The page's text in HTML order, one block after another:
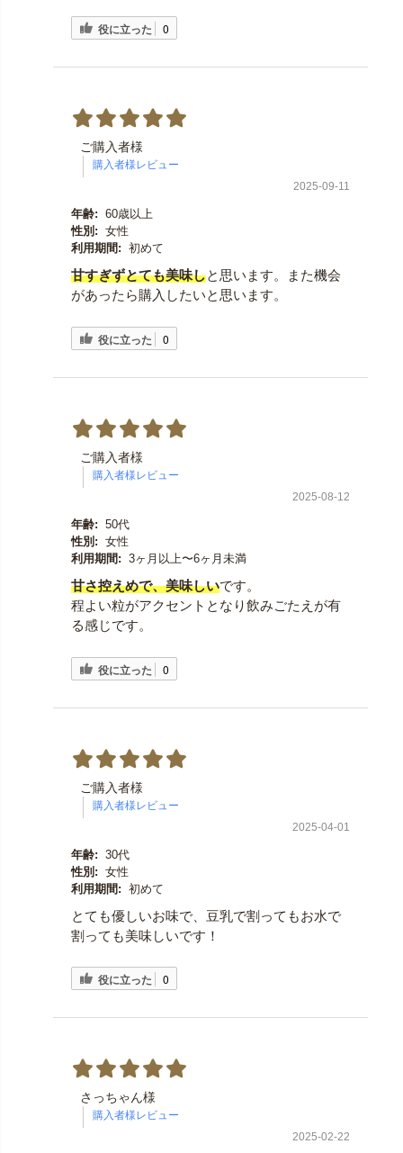
役に立った 0
ご購入者様
2025-09-11
年齢: 60歳以上
性別: 女性
利用期間: 初めて
甘すぎずとても美味しと思います。また機会
があったら購入したいと思います。
役に立った 0
ご購入者様
2025-08-12
年齢: 50代
性別: 女性
利用期間: 3ヶ月以上〜6ヶ月未満
甘さ控えめで、美味しいです。
程よい粒がアクセントとなり飲みごたえが有
る感じです。
役に立った 0
ご購入者様
2025-04-01
年齢: 30代
性別: 女性
利用期間: 初めて
とても優しいお味で、豆乳で割ってもお水で
割っても美味しいです！
役に立った 0
さっちゃん様
2025-02-22